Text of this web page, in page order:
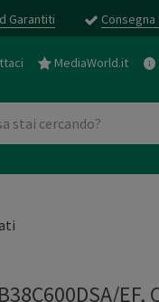
Garantiti
MediaWorld.it
EF,